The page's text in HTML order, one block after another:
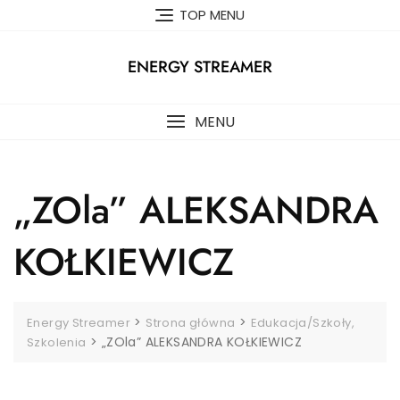
TOP MENU
ENERGY STREAMER
MENU
„ZOla” ALEKSANDRA
KOŁKIEWICZ
Energy Streamer > Strona główna > Edukacja/Szkoły,
Szkolenia > „ZOla” ALEKSANDRA KOŁKIEWICZ